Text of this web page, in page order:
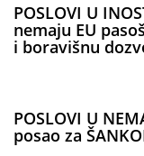
POSLOVI U
nemaju EU
i boravišnu
POSLOVI U
posao za